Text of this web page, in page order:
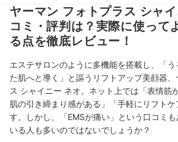
ヤーマン フォトプラス シャ
コミ・評判は？実際に使って
る点を徹底レビュー！
エステサロンのように多機能を搭載し、「
た肌へと導く」と謳うリフトアップ美顔器
ス シャイニー ネオ。ネット上では「表情筋
肌の引き締まり感がある」「手軽にリフト
す。しかし、「EMSが痛い」という口コミ
いる人も多いのではないでしょうか？